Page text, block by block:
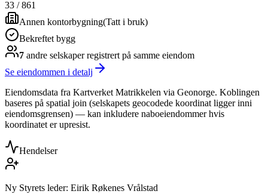
33 /861
Annen kontorbygning(Tatt i bruk)
Bekreftet bygg
7 andre selskaperregistrert på samme eiendom
Se eiendommen i detalj
Eiendomsdata fra Kartverket Matrikkelen via Geonorge. Koblingen
baseres på spatial join (selskapets geocodede koordinat ligger inni
eiendomsgrensen) — kan inkludere naboeiendommer hvis
koordinatet er upresist.
Hendelser
Ny Styrets leder: Eirik Røkenes Vrålstad